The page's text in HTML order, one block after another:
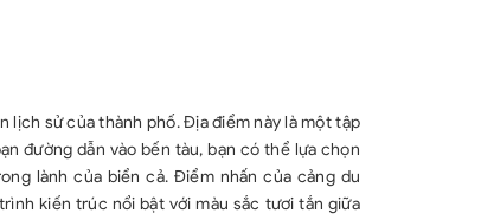
lịch sử của thành phố. Địa điểm này là một tập
đường dẫn vào bến tàu, bạn có thể lựa chọn
lành của biển cả. Điểm nhấn của cảng du
kiến trúc nổi bật với màu sắc tươi tắn giữa